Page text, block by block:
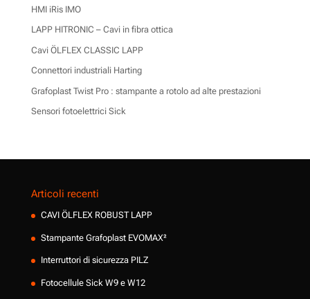
HMI iRis IMO
LAPP HITRONIC – Cavi in fibra ottica
Cavi ÖLFLEX CLASSIC LAPP
Connettori industriali Harting
Grafoplast Twist Pro : stampante a rotolo ad alte prestazioni
Sensori fotoelettrici Sick
Articoli recenti
CAVI ÖLFLEX ROBUST LAPP
Stampante Grafoplast EVOMAX²
Interruttori di sicurezza PILZ
Fotocellule Sick W9 e W12